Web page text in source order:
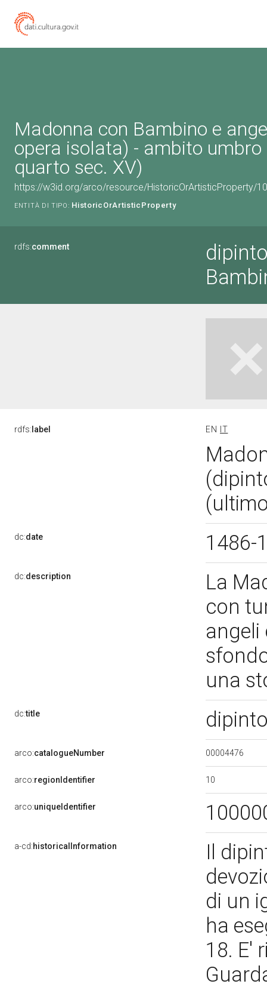
Madonna con Bambino e
opera isolata) - ambito
quarto sec. XV)
https://w3id.org/arco/resource/HistoricOrArtisticProperty/
ENTITÀ DI TIPO: HistoricOrArtisticProperty
rdfs:comment
rdfs: label EN IT
dc:date 1486-
dc:description
La
con
angeli
una
dc:title
arco:catalogueNumber 00004476
arco:regionIdentifier 10
arco:uniqueIdentifier
a-cd:historicalInformation
Il
di un
ha
18. E'